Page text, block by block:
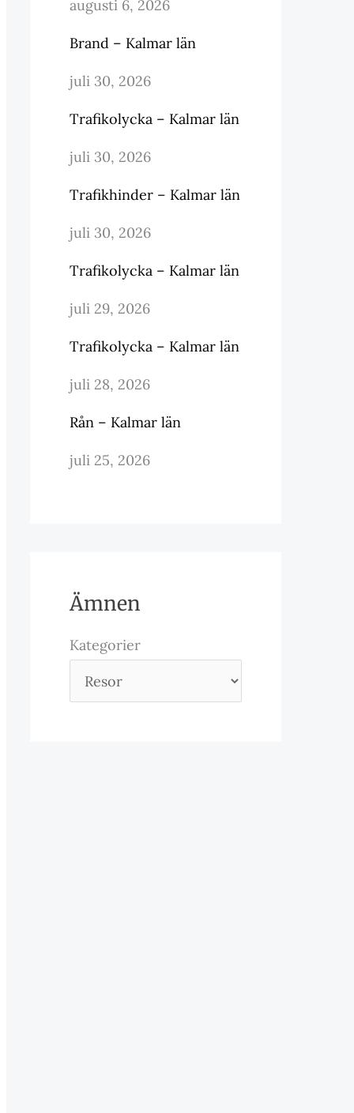
augusti 6, 2026
Brand – Kalmar län
juli 30, 2026
Trafikolycka – Kalmar län
juli 30, 2026
Trafikhinder – Kalmar län
juli 30, 2026
Trafikolycka – Kalmar län
juli 29, 2026
Trafikolycka – Kalmar län
juli 28, 2026
Rån – Kalmar län
juli 25, 2026
Ämnen
Kategorier